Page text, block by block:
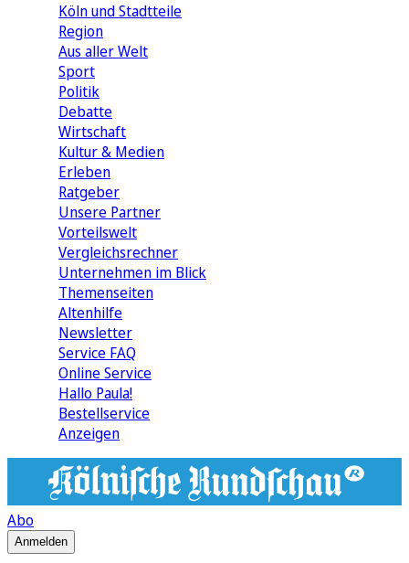
Köln und Stadtteile
Region
Aus aller Welt
Sport
Politik
Debatte
Wirtschaft
Kultur & Medien
Erleben
Ratgeber
Unsere Partner
Vorteilswelt
Vergleichsrechner
Unternehmen im Blick
Themenseiten
Altenhilfe
Newsletter
Service FAQ
Online Service
Hallo Paula!
Bestellservice
Anzeigen
Abo
Anmelden